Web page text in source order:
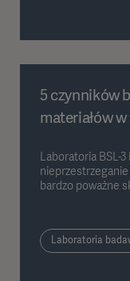
5 czynników
materiałów w
Laboratoria BSL-3
bardzo poważne
Laboratoria